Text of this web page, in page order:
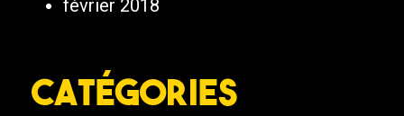
février 2018
Catégories